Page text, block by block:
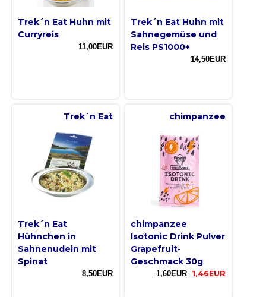
Trek´n Eat Huhn mit
Curryreis
11,00EUR
Trek´n Eat Huhn mit
Sahnegemüse und
Reis PS1000+
14,50EUR
Trek´n Eat
Trek´n Eat
Hühnchen in
Sahnenudeln mit
Spinat
8,50EUR
chimpanzee
chimpanzee
Isotonic Drink Pulver
Grapefruit-
Geschmack 30g
1,60EUR 1,46EUR